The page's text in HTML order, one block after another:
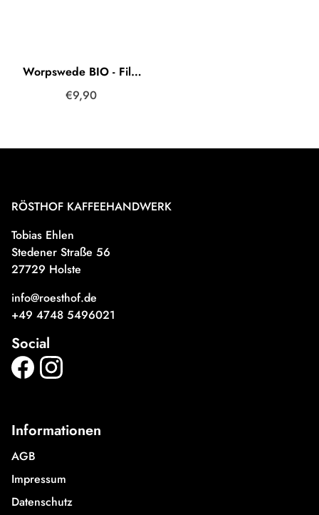
Worpswede BIO - Filterkaffee & Cafe Crema
€9,90
RÖSTHOF KAFFEEHANDWERK
Tobias Ehlen
Stedener Straße 56
27729 Holste
info@roesthof.de
+49 4748 5496021
Social
Informationen
AGB
Impressum
Datenschutz